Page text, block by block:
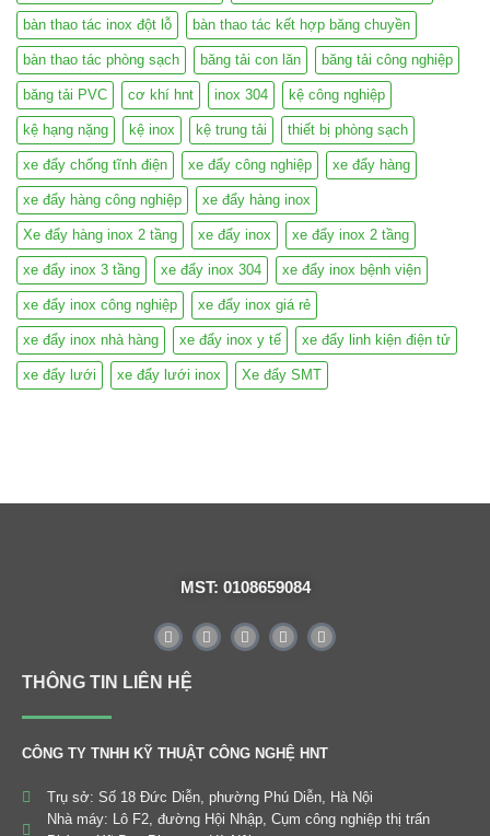
bàn thao tác inox đột lỗ bàn thao tác kết hợp băng chuyền
bàn thao tác phòng sạch băng tải con lăn băng tải công nghiệp
băng tải PVC cơ khí hnt inox 304 kệ công nghiệp
kệ hạng nặng kệ inox kệ trung tải thiết bị phòng sạch
xe đẩy chống tĩnh điện xe đẩy công nghiệp xe đẩy hàng
xe đẩy hàng công nghiệp xe đẩy hàng inox
Xe đẩy hàng inox 2 tầng xe đẩy inox xe đẩy inox 2 tầng
xe đẩy inox 3 tầng xe đẩy inox 304 xe đẩy inox bệnh viện
xe đẩy inox công nghiệp xe đẩy inox giá rẻ
xe đẩy inox nhà hàng xe đẩy inox y tế xe đẩy linh kiện điện tử
xe đẩy lưới xe đẩy lưới inox Xe đẩy SMT
MST: 0108659084
THÔNG TIN LIÊN HỆ
CÔNG TY TNHH KỸ THUẬT CÔNG NGHỆ HNT
Trụ sở: Số 18 Đức Diễn, phường Phú Diễn, Hà Nội
Nhà máy: Lô F2, đường Hội Nhập, Cụm công nghiệp thị trấn